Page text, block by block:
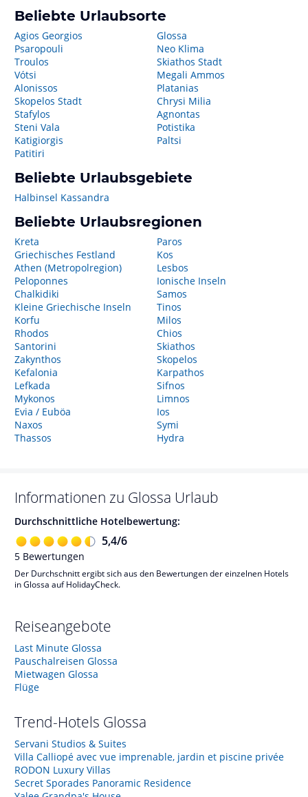
Beliebte Urlaubsorte
Agios Georgios
Psaropouli
Troulos
Vótsi
Alonissos
Skopelos Stadt
Stafylos
Steni Vala
Katigiorgis
Patitiri
Glossa
Neo Klima
Skiathos Stadt
Megali Ammos
Platanias
Chrysi Milia
Agnontas
Potistika
Paltsi
Beliebte Urlaubsgebiete
Halbinsel Kassandra
Beliebte Urlaubsregionen
Kreta
Griechisches Festland
Athen (Metropolregion)
Peloponnes
Chalkidiki
Kleine Griechische Inseln
Korfu
Rhodos
Santorini
Zakynthos
Kefalonia
Lefkada
Mykonos
Evia / Euböa
Naxos
Thassos
Paros
Kos
Lesbos
Ionische Inseln
Samos
Tinos
Milos
Chios
Skiathos
Skopelos
Karpathos
Sifnos
Limnos
Ios
Symi
Hydra
Informationen zu Glossa Urlaub
Durchschnittliche Hotelbewertung:
5,4/6
5 Bewertungen
Der Durchschnitt ergibt sich aus den Bewertungen der einzelnen Hotels
in Glossa auf HolidayCheck.
Reiseangebote
Last Minute Glossa
Pauschalreisen Glossa
Mietwagen Glossa
Flüge
Trend-Hotels Glossa
Servani Studios & Suites
Villa Calliopé avec vue imprenable, jardin et piscine privée
RODON Luxury Villas
Secret Sporades Panoramic Residence